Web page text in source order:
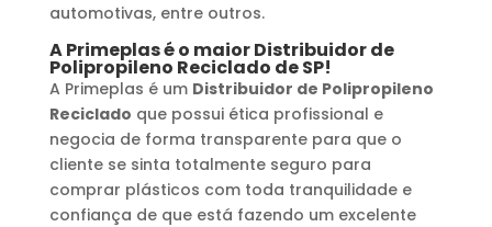
automotivas, entre outros.
A Primeplas é o maiorDistribuidor de
Polipropileno Reciclado de SP!
A Primeplas é um Distribuidor de Polipropileno
Reciclado que possui ética profissional e
negocia de forma transparente para que o
cliente se sinta totalmente seguro para
comprar plásticos com toda tranquilidade e
confiança de que está fazendo um excelente